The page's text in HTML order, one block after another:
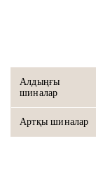
Алдыңғы
шиналар
Артқы шиналар